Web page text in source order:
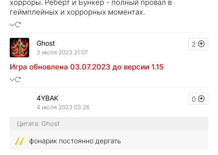
хорроры. Ребёрт и Бункер - полный провал в
геймплейных и хоррорных моментах.
2
Ghost
3 июля 2023 21:07
Игра обновлена 03.07.2023 до версии 1.15
0
4YBAK
4 июля 2023 03:26
Цитата: Ghost
фонарик постоянно дергать